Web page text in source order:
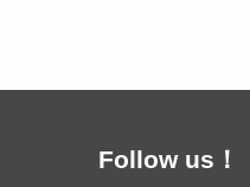
Follow us！